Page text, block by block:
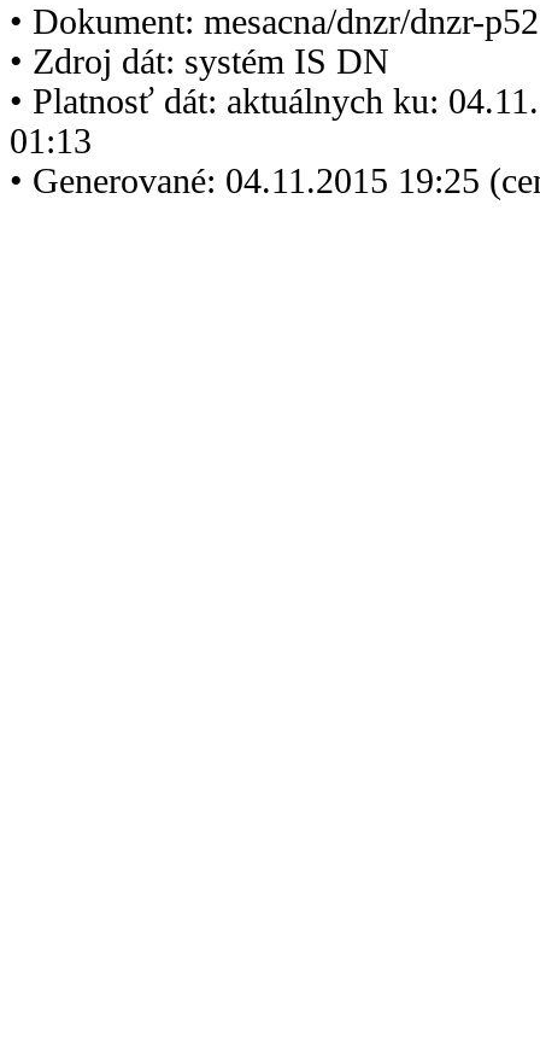
• Dokument: mesacna/dnzr/dnzr-
• Zdroj dát: systém IS DN
• Platnosť dát: aktuálnych ku:
01:13
• Generované: 04.11.2015 19:25